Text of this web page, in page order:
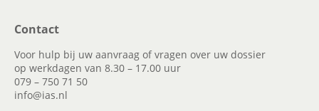
Contact
Voor hulp bij uw aanvraag of vragen over uw dossier
op werkdagen van 8.30 – 17.00 uur
079 – 750 71 50
info@ias.nl